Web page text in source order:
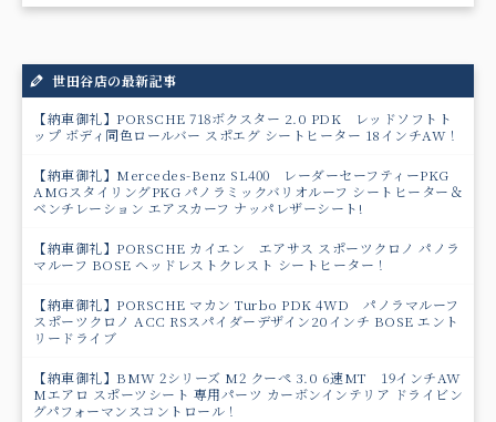
世田谷店の最新記事
【納車御礼】PORSCHE 718ボクスター 2.0 PDK レッドソフトト
ップ ボディ同色ロールバー スポエグ シートヒーター 18インチAW！
【納車御礼】Mercedes-Benz SL400 レーダーセーフティーPKG
AMGスタイリングPKG パノラミックバリオルーフ シートヒーター＆
ベンチレーション エアスカーフ ナッパレザーシート!
【納車御礼】PORSCHE カイエン エアサス スポーツクロノ パノラ
マルーフ BOSE ヘッドレストクレスト シートヒーター！
【納車御礼】PORSCHE マカン Turbo PDK 4WD パノラマルーフ
スポーツクロノ ACC RSスパイダーデザイン20インチ BOSE エント
リードライブ
【納車御礼】BMW 2シリーズ M2 クーペ 3.0 6速MT 19インチAW
Mエアロ スポーツシート 専用パーツ カーボンインテリア ドライビン
グパフォーマンスコントロール！